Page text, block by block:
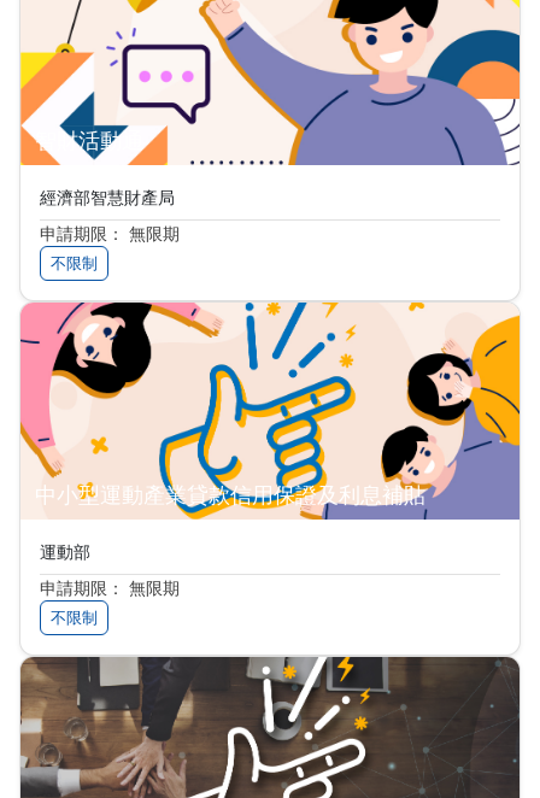
智財活動通
經濟部智慧財產局
申請期限： 無限期
不限制
中小型運動產業貸款信用保證及利息補貼
運動部
申請期限： 無限期
不限制